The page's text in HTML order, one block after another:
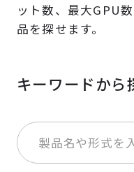
ット数、最大GPU
品を探せます。
キーワードから